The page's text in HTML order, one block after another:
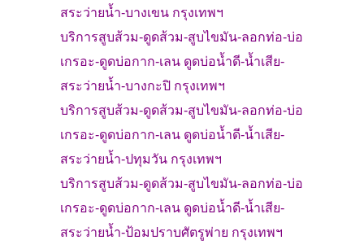
สระว่ายน้ำ-บางเขน กรุงเทพฯ
บริการสูบส้วม-ดูดส้วม-สูบไขมัน-ลอกท่อ-บ่อ
เกรอะ-ดูดบ่อกาก-เลน ดูดบ่อน้ำดี-น้ำเสีย-
สระว่ายน้ำ-บางกะปิ กรุงเทพฯ
บริการสูบส้วม-ดูดส้วม-สูบไขมัน-ลอกท่อ-บ่อ
เกรอะ-ดูดบ่อกาก-เลน ดูดบ่อน้ำดี-น้ำเสีย-
สระว่ายน้ำ-ปทุมวัน กรุงเทพฯ
บริการสูบส้วม-ดูดส้วม-สูบไขมัน-ลอกท่อ-บ่อ
เกรอะ-ดูดบ่อกาก-เลน ดูดบ่อน้ำดี-น้ำเสีย-
สระว่ายน้ำ-ป้อมปราบศัตรูพ่าย กรุงเทพฯ